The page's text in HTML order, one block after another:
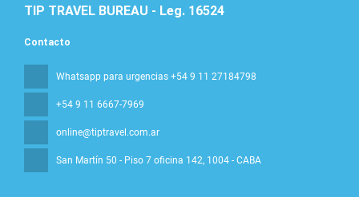
TIP TRAVEL BUREAU - Leg. 16524
Contacto
Whatsapp para urgencias +54 9 11 27184798
+54 9 11 6667-7969
online@tiptravel.com.ar
San Martín 50 - Piso 7 oficina 142, 1004 - CABA